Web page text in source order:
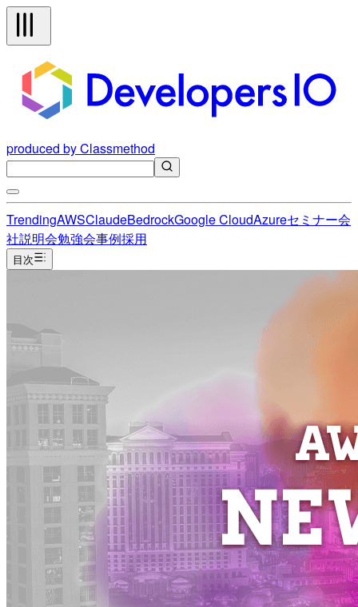
produced by Classmethod
TrendingAWSClaudeBedrockGoogle CloudAzureセミナー会
社説明会勉強会事例採用
目次